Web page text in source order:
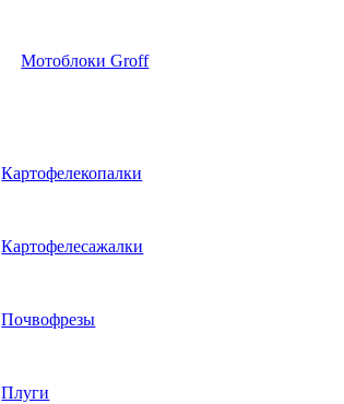
Мотоблоки Groff
Картофелекопалки
Картофелесажалки
Почвофрезы
Плуги